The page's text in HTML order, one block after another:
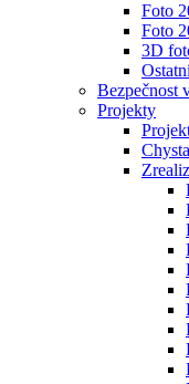
Foto
Foto
3D
Bezpečnost
Projekty